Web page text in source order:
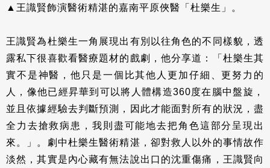
▲王識賢飾演醫術精湛的嘉南平原俠醫「杜樂生」。
王識賢為杜樂生一角展現出有別以往角色的不同樣貌，透
露私下很喜歡看醫療題材的戲劇，他分享道：「杜樂生其
實不是神醫，他只是一個比其他人更加仔細、更努力的
人，像他已經昇華到可以將人體構造360度在腦中盤旋，
並且依據經驗去判斷預測，因此才能面對所有的狀況，盡
全力去搶救病患，我則盡可能地去把角色這部分呈現出
來。」。劇中杜樂生醫術精湛，卻對救人以外的事情故作
淡然，其實是內心藏有無法說出口的沈重傷痛，王識賢向